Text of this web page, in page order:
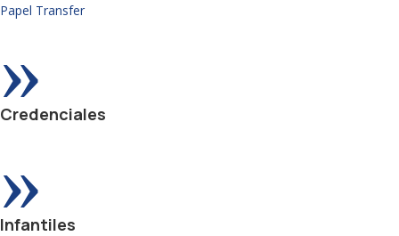
Papel Transfer
»
Credenciales
»
Infantiles